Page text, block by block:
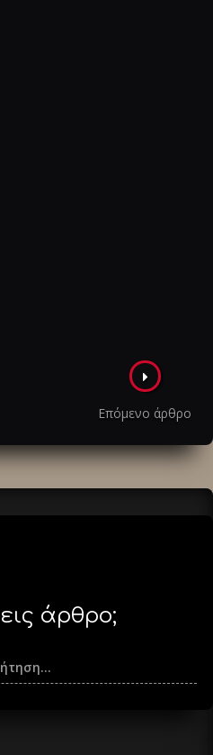
Επόμενο άρθρο
άρθρο;